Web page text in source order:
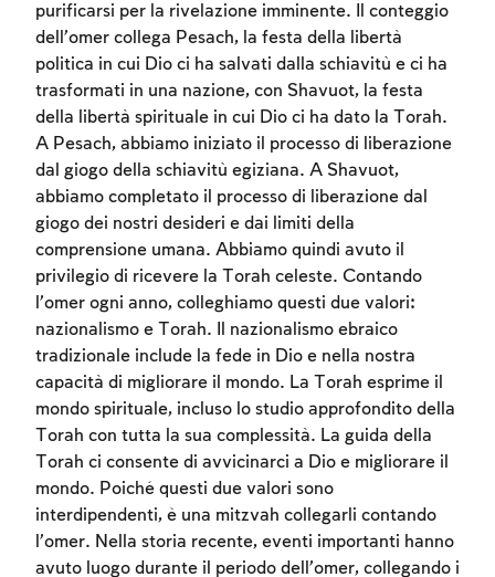
purificarsi per la rivelazione imminente. Il conteggio
dell’omer collega Pesach, la festa della libertà
politica in cui Dio ci ha salvati dalla schiavitù e ci ha
trasformati in una nazione, con Shavuot, la festa
della libertà spirituale in cui Dio ci ha dato la Torah.
A Pesach, abbiamo iniziato il processo di liberazione
dal giogo della schiavitù egiziana. A Shavuot,
abbiamo completato il processo di liberazione dal
giogo dei nostri desideri e dai limiti della
comprensione umana. Abbiamo quindi avuto il
privilegio di ricevere la Torah celeste. Contando
l’omer ogni anno, colleghiamo questi due valori:
nazionalismo e Torah. Il nazionalismo ebraico
tradizionale include la fede in Dio e nella nostra
capacità di migliorare il mondo. La Torah esprime il
mondo spirituale, incluso lo studio approfondito della
Torah con tutta la sua complessità. La guida della
Torah ci consente di avvicinarci a Dio e migliorare il
mondo. Poiché questi due valori sono
interdipendenti, è una mitzvah collegarli contando
l’omer. Nella storia recente, eventi importanti hanno
avuto luogo durante il periodo dell’omer, collegando i
Account required
To mark concepts as learned, you'll need
to create an account or log in.
Sign up Login